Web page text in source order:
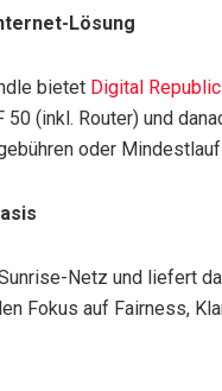
Lösung
bietet Digital Republic
50 (inkl. Router) und
oder
Netz und liefert
Fokus auf Fairness,